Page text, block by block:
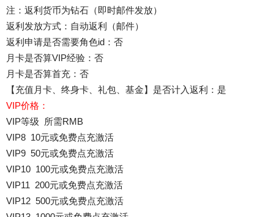
注：返利货币为钻石（即时邮件发放）
返利发放方式：自动返利（邮件）
返利申请是否需要角色id：否
月卡是否算VIP经验：否
月卡是否算首充：否
【充值月卡、终身卡、礼包、基金】是否计入返利：是
VIP价格：
VIP等级 所需RMB
VIP8 10元或免费点充激活
VIP9 50元或免费点充激活
VIP10 100元或免费点充激活
VIP11 200元或免费点充激活
VIP12 500元或免费点充激活